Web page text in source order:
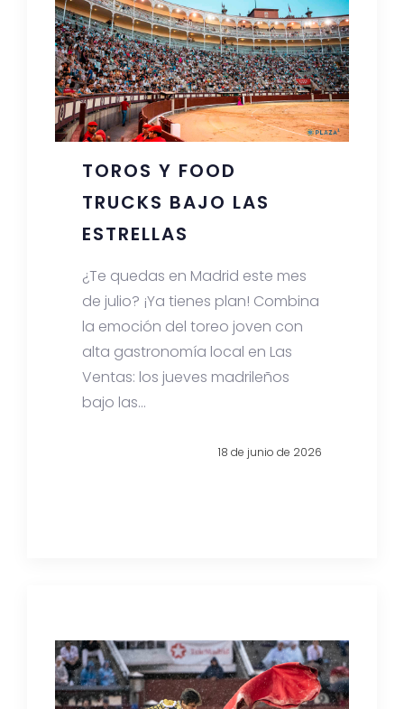
TOROS Y FOOD
TRUCKS BAJO LAS
ESTRELLAS
¿Te quedas en Madrid este mes
de julio? ¡Ya tienes plan! Combina
la emoción del toreo joven con
alta gastronomía local en Las
Ventas: los jueves madrileños
bajo las...
18 de junio de 2026